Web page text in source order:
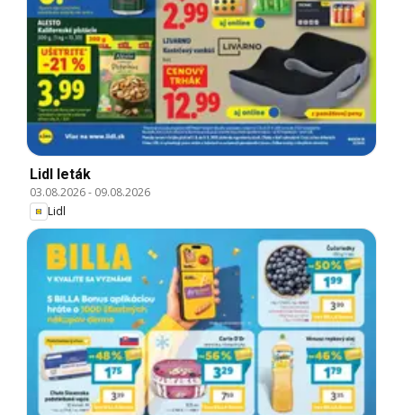
Lidl leták
03.08.2026- 09.08.2026
Lidl